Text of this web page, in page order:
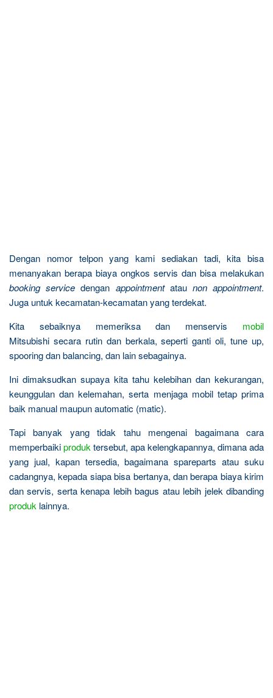
Dengan nomor telpon yang kami sediakan tadi, kita bisa
menanyakan berapa biaya ongkos servis dan bisa melakukan
booking service dengan appointmentatau non appointment.
Juga untuk kecamatan-kecamatan yang terdekat.
Kita sebaiknya memeriksa dan menservis mobil
Mitsubishi secara rutin dan berkala, seperti ganti oli, tune up,
spooring dan balancing, dan lain sebagainya.
Ini dimaksudkan supaya kita tahu kelebihan dan kekurangan,
keunggulan dan kelemahan, serta menjaga mobil tetap prima
baik manual maupun automatic (matic).
Tapi banyak yang tidak tahu mengenai bagaimana cara
memperbaikiproduk tersebut, apa kelengkapannya, dimana ada
yang jual, kapan tersedia, bagaimana spareparts atau suku
cadangnya, kepada siapa bisa bertanya, dan berapa biaya kirim
dan servis, serta kenapa lebih bagus atau lebih jelek dibanding
produk lainnya.